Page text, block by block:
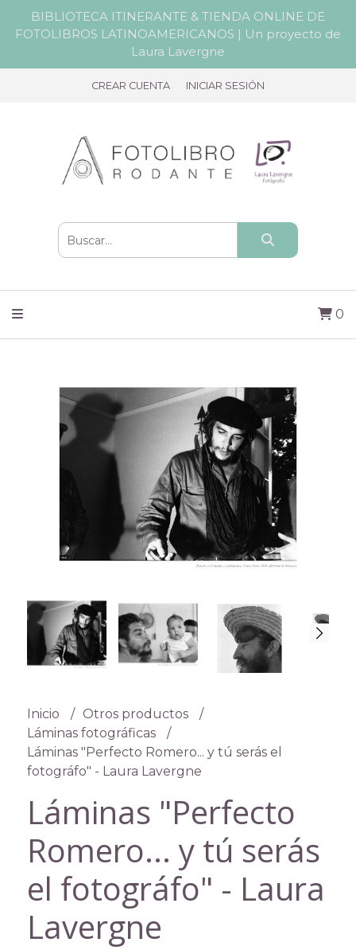
BIBLIOTECA ITINERANTE & TIENDA ONLINE DE
FOTOLIBROS LATINOAMERICANOS | Un proyecto de
Laura Lavergne
CREAR CUENTA INICIAR SESIÓN
0
Inicio
Otros productos
Láminas fotográficas
Láminas "Perfecto Romero... y tú serás el
fotográfo" - Laura Lavergne
Láminas "Perfecto
Romero... y tú serás
el fotográfo" - Laura
Lavergne